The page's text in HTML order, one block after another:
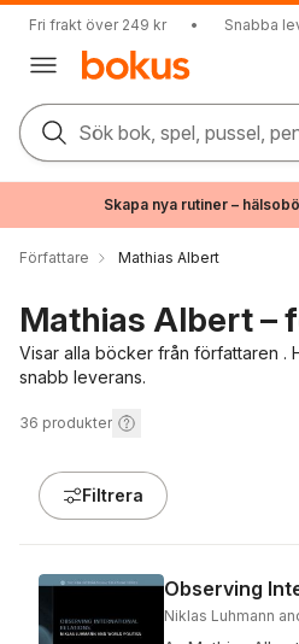
Fri frakt över 249 kr • Snabba
Sök bok, spel, pussel,
Skapa nya rutiner –
Författare Mathias Albert
Mathias Albert –
Visar alla böcker från författaren .
snabb leverans.
36 produkter
Filtrera
Observing
Niklas Luhmann